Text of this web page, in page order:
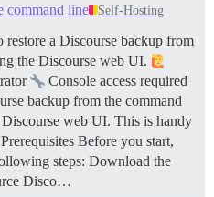
command line Self-Hosting
a Discourse backup from
the Discourse web UI.
Console access required
backup from the command
web UI. This is handy
Prerequisites Before you start,
steps: Download the
Disco…